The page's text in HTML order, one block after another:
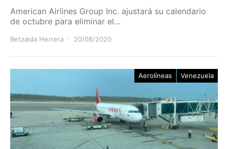
American Airlines Group Inc. ajustará su calendario
de octubre para eliminar el…
Betzaida Herrera 20/08/2020
Aerolíneas Venezuela